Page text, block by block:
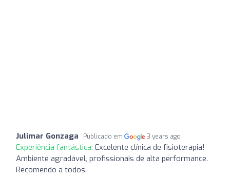
Julimar Gonzaga Publicado em 3 years ago
Experiência fantástica: Excelente clínica de fisioterapia!
Ambiente agradável, profissionais de alta performance.
Recomendo a todos.